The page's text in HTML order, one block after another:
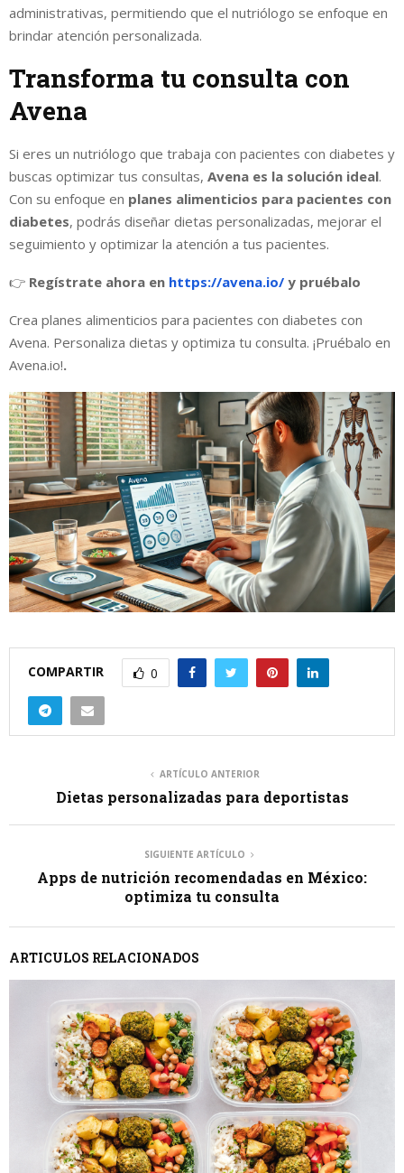
administrativas, permitiendo que el nutriólogo se enfoque en
brindar atención personalizada.
Transforma tu consulta con
Avena
Si eres un nutriólogo que trabaja con pacientes con diabetes y
buscas optimizar tus consultas, Avena es la solución ideal.
Con su enfoque en planes alimenticios para pacientes con
diabetes, podrás diseñar dietas personalizadas, mejorar el
seguimiento y optimizar la atención a tus pacientes.
👉 Regístrate ahora en https://avena.io/ y pruébalo
Crea planes alimenticios para pacientes con diabetes con
Avena. Personaliza dietas y optimiza tu consulta. ¡Pruébalo en
Avena.io!.
COMPARTIR 0
ARTÍCULO ANTERIOR
Dietas personalizadas para deportistas
SIGUIENTE ARTÍCULO
Apps de nutrición recomendadas en México:
optimiza tu consulta
ARTICULOS RELACIONADOS